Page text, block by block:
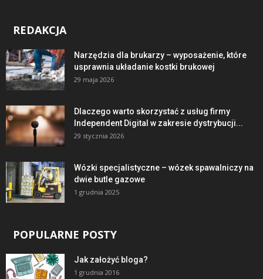
REDAKCJA
Narzędzia dla brukarzy – wyposażenie, które
usprawnia układanie kostki brukowej
29 maja 2026
Dlaczego warto skorzystać z usług firmy
Independent Digital w zakresie dystrybucji...
29 stycznia 2026
Wózki specjalistyczne – wózek spawalniczy na
dwie butle gazowe
1 grudnia 2025
POPULARNE POSTY
Jak założyć bloga?
1 grudnia 2016